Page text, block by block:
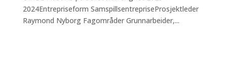
2024Entrepriseform SamspillsentrepriseProsjektleder
Raymond Nyborg Fagområder Grunnarbeider,...